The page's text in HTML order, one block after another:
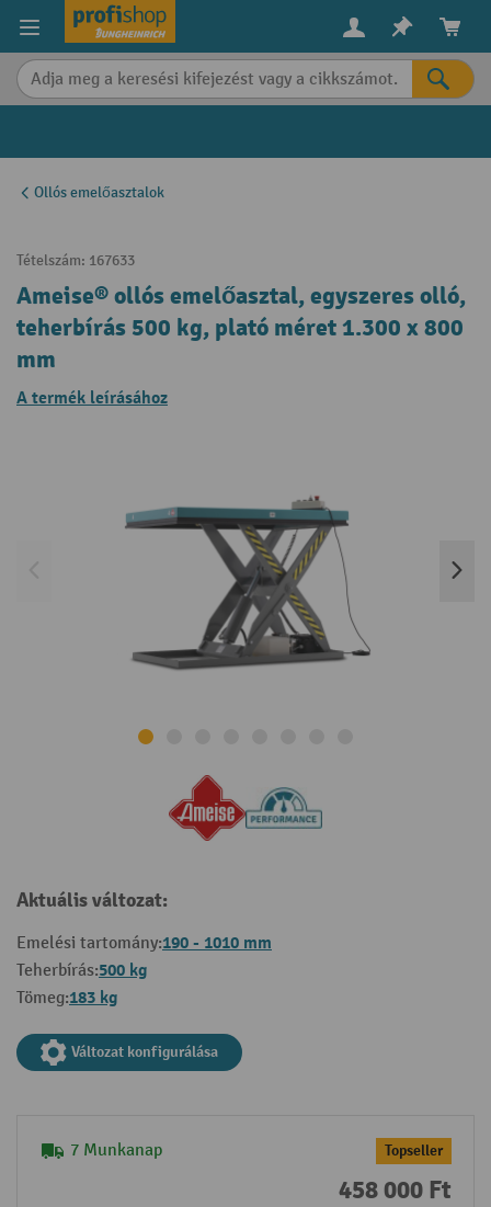
content
Ollós emelőasztalok
Tételszám: 167633
Ameise® ollós emelőasztal, egyszeres olló,
teherbírás 500 kg, plató méret 1.300 x 800
mm
A termék leírásához
Aktuális változat:
Emelési tartomány:190 - 1010 mm
Teherbírás:500 kg
Tömeg:183 kg
Változat konfigurálása
7 Munkanap Topseller
458 000 Ft